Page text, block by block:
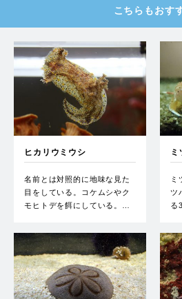
こちらもおす
ヒカリウミウシ
名前とは対照的に地味な見た
目をしている。コケムシやク
モヒトデを餌にしている。…
ミ
ツ
る